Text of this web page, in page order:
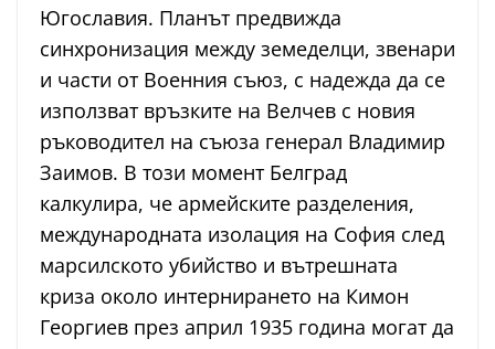
Югославия. Планът предвижда
синхронизация между земеделци, звенари
и части от Военния съюз, с надежда да се
използват връзките на Велчев с новия
ръководител на съюза генерал Владимир
Заимов. В този момент Белград
калкулира, че армейските разделения,
международната изолация на София след
марсилското убийство и вътрешната
криза около интернирането на Кимон
Георгиев през април 1935 година могат да